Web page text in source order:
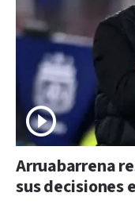
Arruabarrena
sus decisiones